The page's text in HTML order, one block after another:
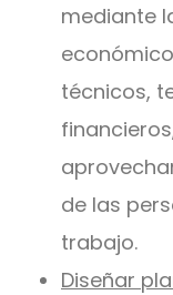
mediante
técnicos,
de las
trabajo.
Diseñar